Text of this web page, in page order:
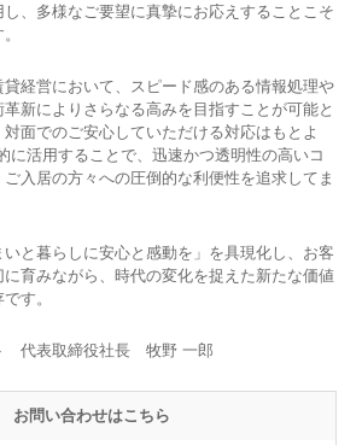
、多様なご要望に真摯にお応えすることこそ
経営において、スピード感のある情報処理や
新によりさらなる高みを目指すことが可能と
面でのご安心していただける対応はもとよ
に活用することで、迅速かつ透明性の高いコ
入居の方々への圧倒的な利便性を追求してま
と暮らしに安心と感動を」を具現化し、お客
育みながら、時代の変化を捉えた新たな価値
す。
代表取締役社長 牧野 一郎
お問い合わせはこちら